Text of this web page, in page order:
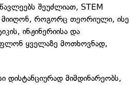
შეუძლიათ, STEM
მიიღონ, როგორც თეორიული, ისე
ინჟინერიისა და
ყველაზე მოთხოვნად,
დისტანციურად მიმდინარეობს,